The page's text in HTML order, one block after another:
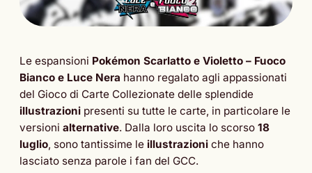
Le espansioni Pokémon Scarlatto e Violetto – Fuoco
Bianco e Luce Nera hanno regalato agli appassionati
del Gioco di Carte Collezionate delle splendide
illustrazioni presenti su tutte le carte, in particolare le
versioni alternative. Dalla loro uscita lo scorso 18
luglio, sono tantissime le illustrazioni che hanno
lasciato senza parole i fan del GCC.